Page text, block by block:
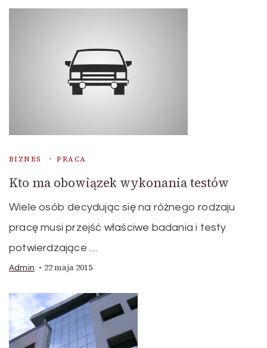
BIZNES PRACA
Kto ma obowiązek wykonania testów
Wiele osób decydując się na różnego rodzaju
pracę musi przejść właściwe badania i testy
potwierdzające …
Admin 22 maja 2015